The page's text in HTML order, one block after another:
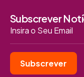
Subscrever